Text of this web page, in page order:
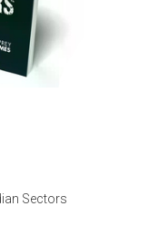
Sectors